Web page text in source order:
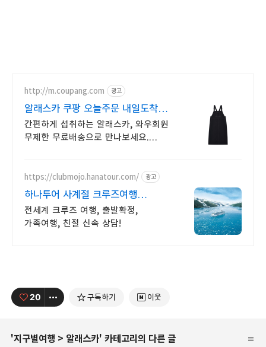
http://m.coupang.com 광고
알래스카 쿠팡 오늘주문 내일도착
로켓배송
간편하게 섭취하는 알래스카, 와우회원
무제한 무료배송으로 만나보세요.
https://clubmojo.hanatour.com/ 광고
하나투어 사계절 크루즈여행
하나투어 공식예약 인증센터
전세계 크루즈 여행, 출발확정,
가족여행, 친절 신속 상담!
20 구독하기 이웃
'지구별여행 > 알래스카' 카테고리의 다른 글